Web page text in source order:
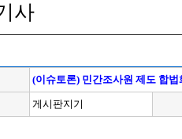
사
(이슈토론) 민간조사원 제도 합
게시판지기